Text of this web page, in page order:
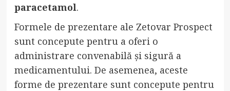
paracetamol.
Formele de prezentare ale Zetovar Prospect
sunt concepute pentru a oferi o
administrare convenabilă și sigură a
medicamentului. De asemenea, aceste
forme de prezentare sunt concepute pentru